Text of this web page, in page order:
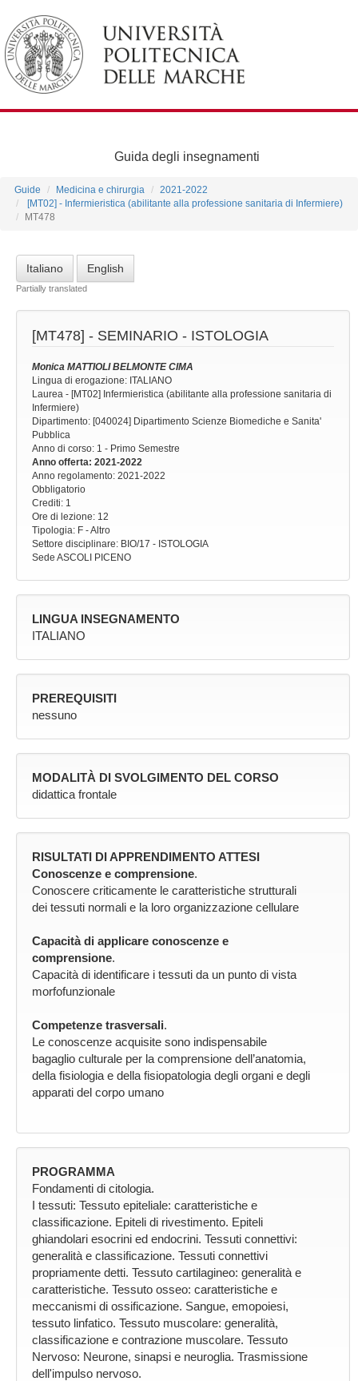
Guida degli insegnamenti
Guide Medicina e chirurgia
2021-2022
[MT02] - Infermieristica (abilitante alla professione sanitaria di Infermiere)
MT478
Italiano English
Partially translated
[MT478] - SEMINARIO - ISTOLOGIA
Monica MATTIOLI BELMONTE CIMA
Lingua di erogazione: ITALIANO
Laurea - [MT02] Infermieristica (abilitante alla professione sanitaria di
Infermiere)
Dipartimento: [040024] Dipartimento Scienze Biomediche e Sanita'
Pubblica
Anno di corso: 1 - Primo Semestre
Anno offerta: 2021-2022
Anno regolamento: 2021-2022
Obbligatorio
Crediti: 1
Ore di lezione: 12
Tipologia: F - Altro
Settore disciplinare: BIO/17 - ISTOLOGIA
Sede ASCOLI PICENO
LINGUA INSEGNAMENTO
ITALIANO
PREREQUISITI
nessuno
MODALITÀ DI SVOLGIMENTO DEL CORSO
didattica frontale
RISULTATI DI APPRENDIMENTO ATTESI
Conoscenze e comprensione.
Conoscere criticamente le caratteristiche strutturali
dei tessuti normali e la loro organizzazione cellulare
Capacità di applicare conoscenze e
comprensione.
Capacità di identificare i tessuti da un punto di vista
morfofunzionale
Competenze trasversali.
Le conoscenze acquisite sono indispensabile
bagaglio culturale per la comprensione dell’anatomia,
della fisiologia e della fisiopatologia degli organi e degli
apparati del corpo umano
PROGRAMMA
Fondamenti di citologia.
I tessuti: Tessuto epiteliale: caratteristiche e
classificazione. Epiteli di rivestimento. Epiteli
ghiandolari esocrini ed endocrini. Tessuti connettivi:
generalità e classificazione. Tessuti connettivi
propriamente detti. Tessuto cartilagineo: generalità e
caratteristiche. Tessuto osseo: caratteristiche e
meccanismi di ossificazione. Sangue, emopoiesi,
tessuto linfatico. Tessuto muscolare: generalità,
classificazione e contrazione muscolare. Tessuto
Nervoso: Neurone, sinapsi e neuroglia. Trasmissione
dell'impulso nervoso.